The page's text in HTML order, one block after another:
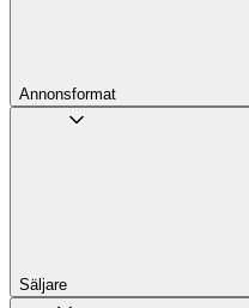
Annons­format
Säljare